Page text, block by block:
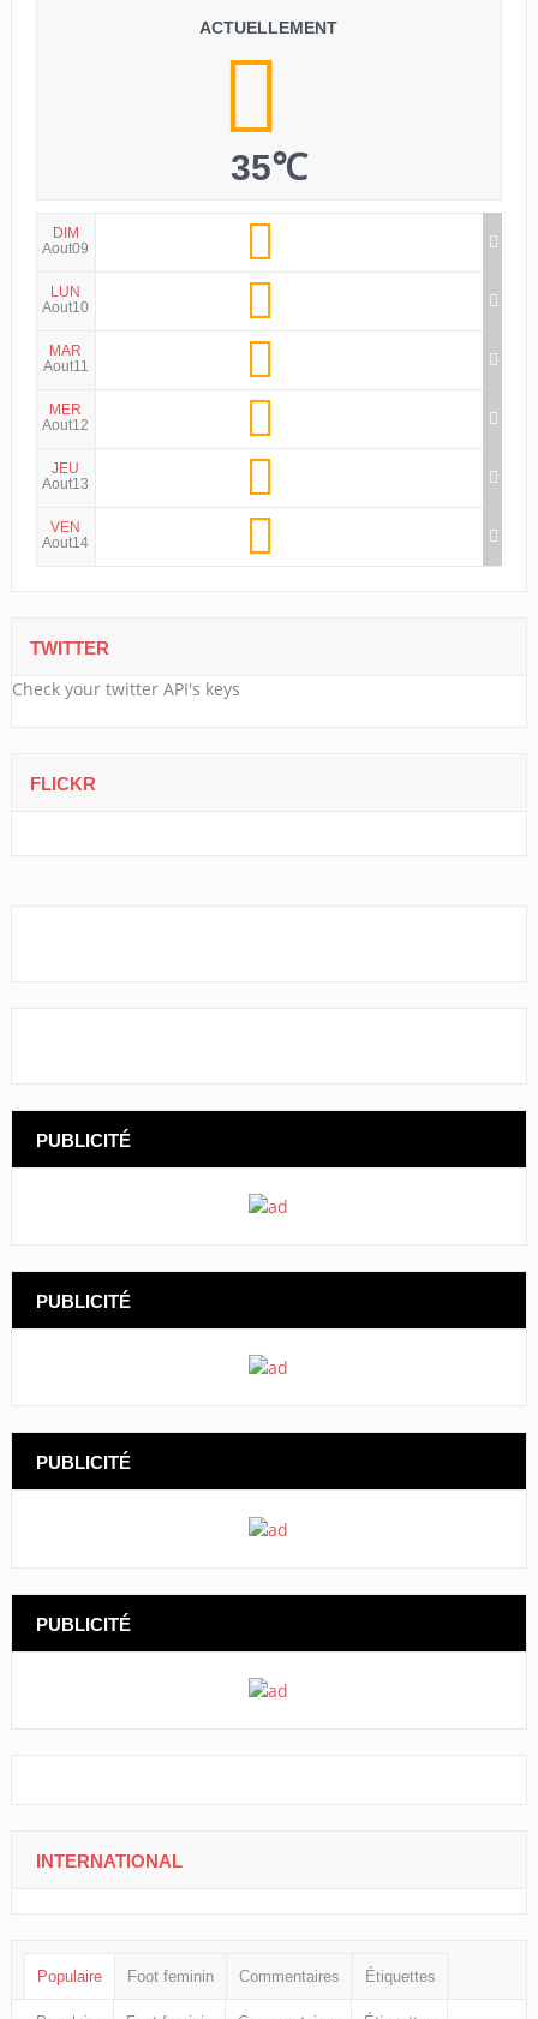
ACTUELLEMENT
35℃
DIM
Aout09
LUN
Aout10
MAR
Aout11
MER
Aout12
JEU
Aout13
VEN
Aout14
TWITTER
Check your twitter API's keys
FLICKR
PUBLICITÉ
PUBLICITÉ
PUBLICITÉ
PUBLICITÉ
INTERNATIONAL
Populaire Foot feminin Commentaires Étiquettes